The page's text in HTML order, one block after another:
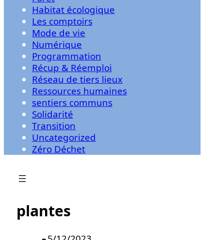
Habitat écologique
Les comptoirs
Mode de vie
Numérique
Programmation
Récup & Réemploi
Réseau de tiers lieux
Ressources humaines
sentiers communs
Solidarité
Transition
Uncategorized
Zéro Déchet
plantes